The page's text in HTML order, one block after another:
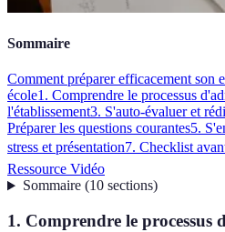
Sommaire
Comment préparer efficacement son
école1. Comprendre le processus
l'établissement3. S'auto-évaluer et
Préparer les questions courantes5.
stress et présentation7. Checklist
Ressource Vidéo
Sommaire(10 sections)
1. Comprendre le processus